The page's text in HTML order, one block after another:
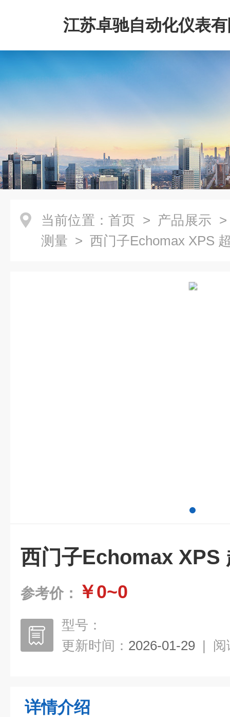
江苏卓驰自动化仪表
当前位置： 首页 > 产品展示
测量 > 西门子Echomax XPS
西门子Echomax XPS
参考价： ￥0~0
型号：
更新时间： 2026-01-29 | 阅
详情介绍